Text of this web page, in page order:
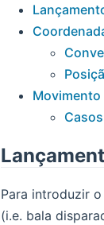
Movimento
Para introduzir
(i.e. bala